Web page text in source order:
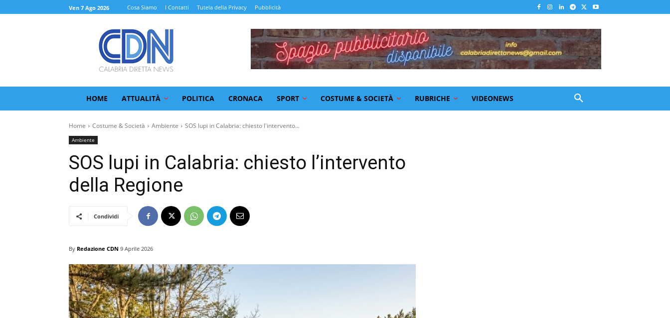
Ven 7 Ago 2026 Cosa Siamo I Contatti Tutela della Privacy Pubblicità
HOME ATTUALITÀ POLITICA CRONACA SPORT COSTUME & SOCIETÀ RUBRICHE VIDEONEWS
Home Costume & Società Ambiente SOS lupi in Calabria: chiesto l'intervento...
Ambiente
SOS lupi in Calabria: chiesto l’intervento
della Regione
Condividi
By Redazione CDN 9 Aprile 2026